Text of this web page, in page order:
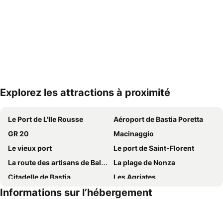
Explorez les attractions à proximité
Le Port de L'Ile Rousse
Aéroport de Bastia Poretta
GR 20
Macinaggio
Le vieux port
Le port de Saint-Florent
La route des artisans de Balagne
La plage de Nonza
Citadelle de Bastia
Les Agriates
Parc de Saleccia
Place Saint-Nicolas
Informations sur l’hébergement